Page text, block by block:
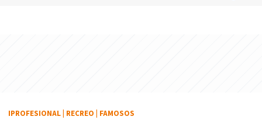
IPROFESIONAL RECREO FAMOSOS